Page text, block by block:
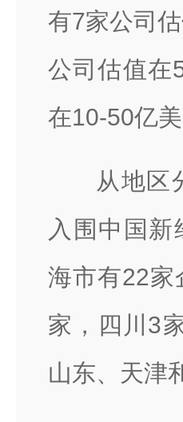
有7家公司
公司估值在
在10-50亿美
从地区
入围中国
海市有22家
家，四川3
山东、天津